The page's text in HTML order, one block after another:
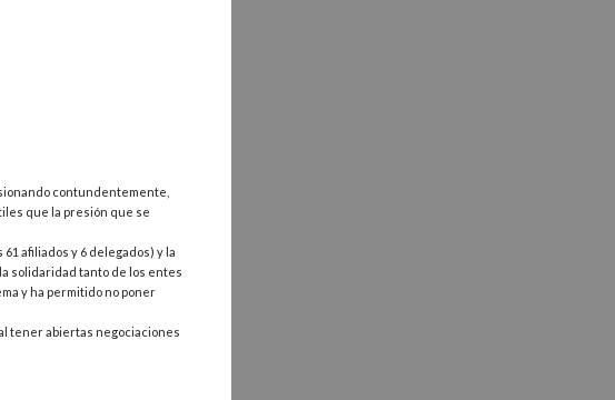
contundentemente,
que la presión que se
afiliados y 6 delegados) y la
solidaridad tanto de los entes
y ha permitido no poner
tener abiertas negociaciones